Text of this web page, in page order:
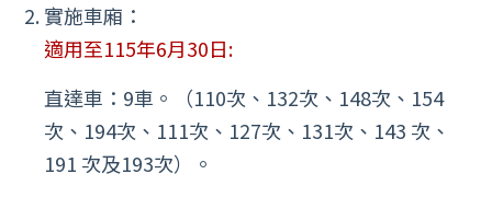
實施車廂：
適用至115年6月30日:
直達車：9車。（110次、132次、148次、154
次、194次、111次、127次、131次、143 次、
191 次及193次）。